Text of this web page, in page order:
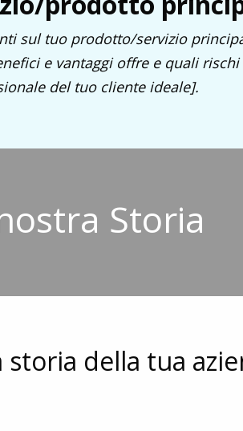
sul tuo prodotto/servizio
e vantaggi offre e quali
del tuo cliente ideale].
Storia
storia della tua